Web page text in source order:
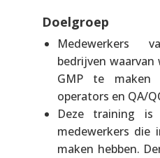
Doelgroep
Medewerkers
bedrijven
GMP te maken
operators en QA/
Deze training
medewerkers die
maken hebben.